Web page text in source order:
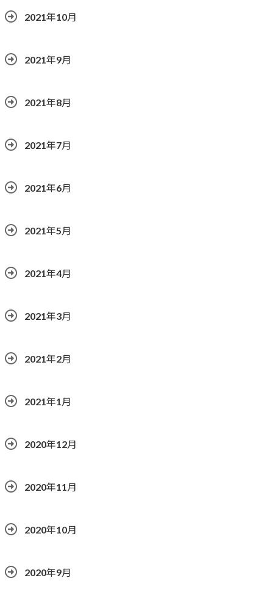
2021年10月
2021年9月
2021年8月
2021年7月
2021年6月
2021年5月
2021年4月
2021年3月
2021年2月
2021年1月
2020年12月
2020年11月
2020年10月
2020年9月